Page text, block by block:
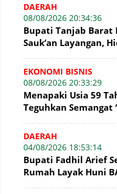
DAERAH
08/08/2026 20:34:36
Bupati Tanjab Barat
Sauk’an Layangan,
WFC ?
EKONOMI BISNIS
08/08/2026 20:33:29
Menapaki Usia 59
Teguhkan Semangat
DAERAH
04/08/2026 18:53:14
Bupati Fadhil Arief
Rumah Layak Huni